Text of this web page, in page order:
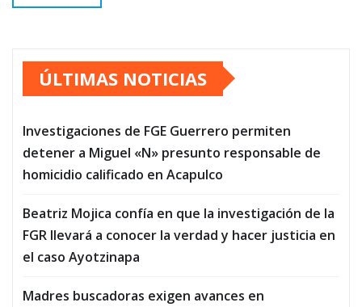
ÚLTIMAS NOTICIAS
Investigaciones de FGE Guerrero permiten
detener a Miguel «N» presunto responsable de
homicidio calificado en Acapulco
Beatriz Mojica confía en que la investigación de la
FGR llevará a conocer la verdad y hacer justicia en
el caso Ayotzinapa
Madres buscadoras exigen avances en